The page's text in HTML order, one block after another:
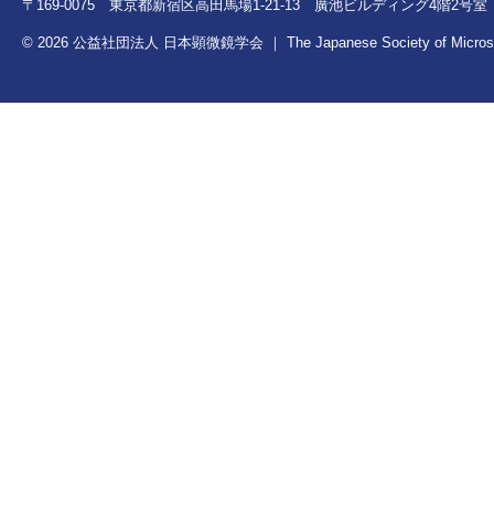
〒169-0075 東京都新宿区高田馬場1-21-13 廣池ビルディング4階2号室
© 2026 公益社団法人 日本顕微鏡学会 ｜ The Japanese Society of